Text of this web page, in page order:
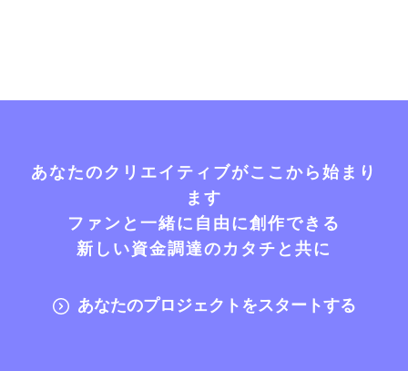
あなたのクリエイティブがここから始まり
ます
ファンと一緒に自由に創作できる
新しい資金調達のカタチと共に
あなたのプロジェクトをスタートする